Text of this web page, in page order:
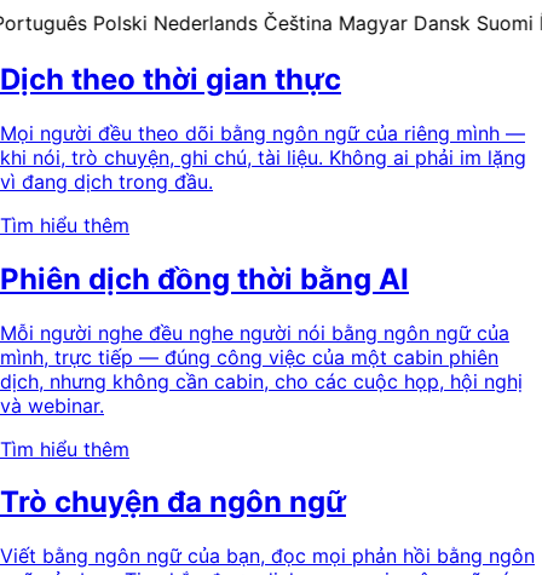
PolskiNederlandsČeštinaMagyarDanskSuomi
Dịch theo thời gian thực
Mọi người đều theo dõi bằng ngôn ngữ của riêng mình —
khi nói, trò chuyện, ghi chú, tài liệu. Không ai phải im lặng
vì đang dịch trong đầu.
Tìm hiểu thêm
Phiên dịch đồng thời bằng AI
Mỗi người nghe đều nghe người nói bằng ngôn ngữ của
mình, trực tiếp — đúng công việc của một cabin phiên
dịch, nhưng không cần cabin, cho các cuộc họp, hội nghị
và webinar.
Tìm hiểu thêm
Trò chuyện đa ngôn ngữ
Viết bằng ngôn ngữ của bạn, đọc mọi phản hồi bằng ngôn